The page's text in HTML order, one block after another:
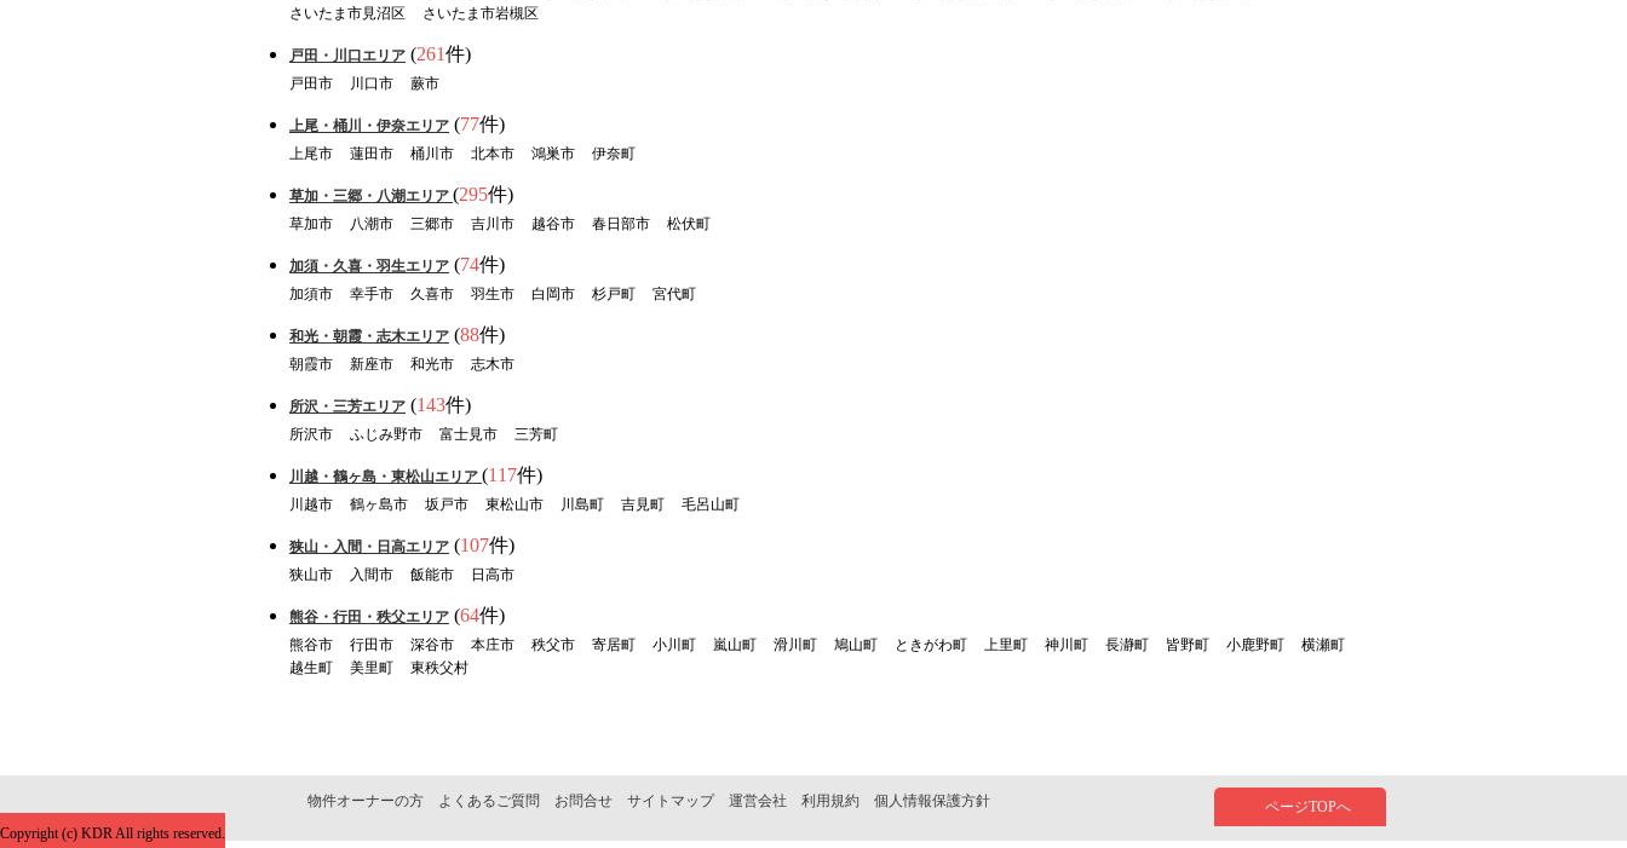
さいたま市見沼区
さいたま市岩槻区
戸田・川口エリア (261件)
戸田市 川口市 蕨市
上尾・桶川・伊奈エリア (77件)
上尾市 蓮田市 桶川市 北本市 鴻巣市 伊奈町
草加・三郷・八潮エリア (295件)
草加市 八潮市 三郷市 吉川市 越谷市 春日部市 松伏町
加須・久喜・羽生エリア (74件)
加須市 幸手市 久喜市 羽生市 白岡市 杉戸町 宮代町
和光・朝霞・志木エリア (88件)
朝霞市 新座市 和光市 志木市
所沢・三芳エリア (143件)
所沢市 ふじみ野市 富士見市 三芳町
川越・鶴ヶ島・東松山エリア (117件)
川越市 鶴ヶ島市 坂戸市 東松山市 川島町 吉見町 毛呂山町
狭山・入間・日高エリア (107件)
狭山市 入間市 飯能市 日高市
熊谷・行田・秩父エリア (64件)
熊谷市 行田市 深谷市 本庄市 秩父市 寄居町 小川町 嵐山町 滑川町 鳩山町 ときがわ町 上里町 神川町 長瀞町 皆野町 小鹿野町
横瀬町
越生町
美里町 東秩父村
物件オーナーの方 よくあるご質問 お問合せ サイトマップ 運営会社 利用規約 個人情報保護方針
ページTOPへ
Copyright (c) KDR All rights reserved.